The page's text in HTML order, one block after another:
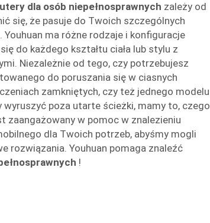
dla osób niepełnosprawnych zależy od
się, że pasuje do Twoich szczególnych
ma różne rodzaje i konfiguracje
do każdego kształtu ciała lub stylu z
Niezależnie od tego, czy potrzebujesz
do poruszania się w ciasnych
zamkniętych, czy też jednego modelu
poza utarte ścieżki, mamy to, czego
zaangażowany w pomoc w znalezieniu
dla Twoich potrzeb, abyśmy mogli
rozwiązania. Youhuan pomaga znaleźć
!